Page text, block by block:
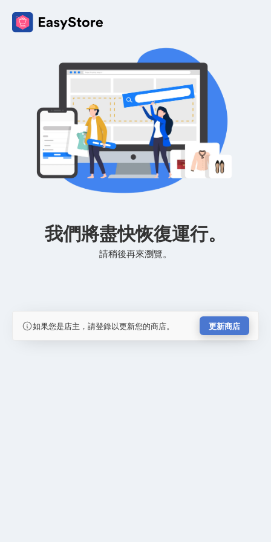
我們將盡快恢復運行。
請稍後再來瀏覽。
如果您是店主，請登錄以更新您的商店。 更新商店